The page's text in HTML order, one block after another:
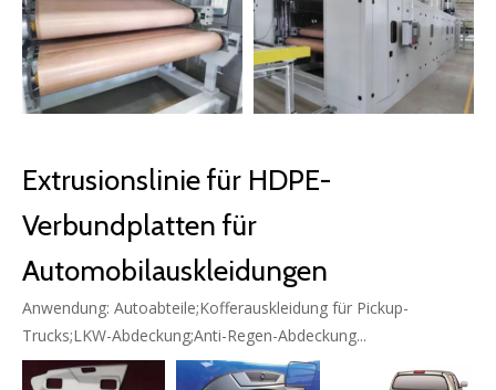
Extrusionslinie für HDPE-
Verbundplatten für
Automobilauskleidungen
Anwendung: Autoabteile;Kofferauskleidung für Pickup-
Trucks;LKW-Abdeckung;Anti-Regen-Abdeckung...